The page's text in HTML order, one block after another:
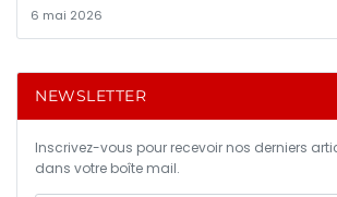
6 mai 2026
NEWSLETTER
Inscrivez-vous pour recevoir nos derniers
dans votre boîte mail.